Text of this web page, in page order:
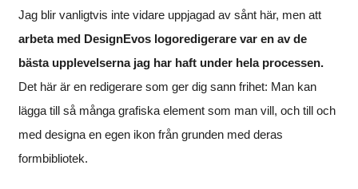
Jag blir vanligtvis inte vidare uppjagad av sånt här, men att
arbeta med DesignEvos logoredigerare var en av de
bästa upplevelserna jag har haft under hela processen.
Det här är en redigerare som ger dig sann frihet: Man kan
lägga till så många grafiska element som man vill, och till och
med designa en egen ikon från grunden med deras
formbibliotek.